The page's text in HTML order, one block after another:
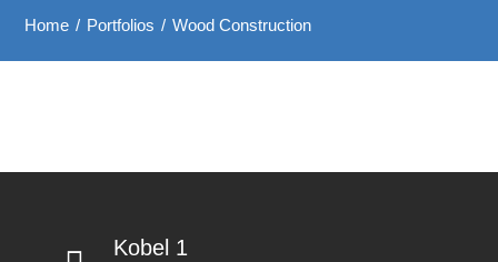
Home Portfolios Wood Construction
Kobel 1